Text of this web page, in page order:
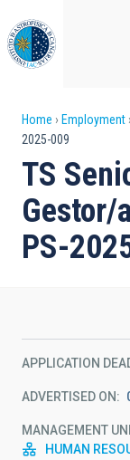
to
main
content
Home Employment
2025-009
TS
Gestor/
PS-
APPLICATION
ADVERTISED ON
MANAGEMENT
HUMAN